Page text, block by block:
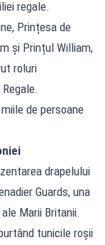
regale.
Prințesa de
și Prințul William,
roluri
de persoane
drapelului
Guards, una
Marii Britanii.
tunicile roșii